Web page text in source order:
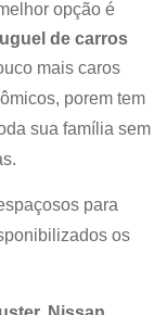
opção é
de carros
mais caros
porem tem
sua família sem
para
os